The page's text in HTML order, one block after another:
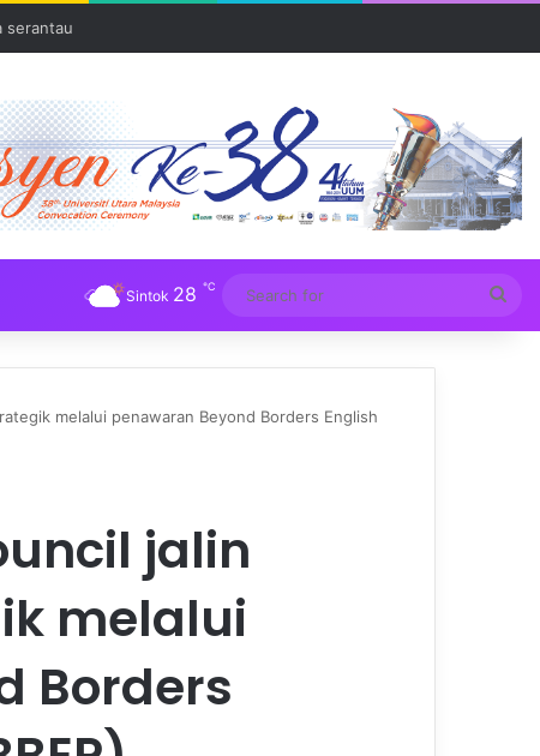
serantau
Sintok 28 ℃
for
melalui penawaran Beyond Borders English
jalin
melalui
Borders